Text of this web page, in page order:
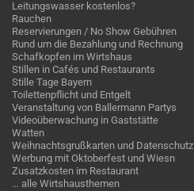
Leitungswasser kostenlos?
Rauchen
Reservierungen / No Show Gebühren
Rund um die Bezahlung und Rechnung
Schafkopfen im Wirtshaus
Stillen in Cafés und Restaurants
Stille Tage Bayern
Toilettenpflicht und Entgelt
Veranstaltung von Ballermann Partys
Videoüberwachung in Gaststätte
Watten
Weihnachtsgrußkarten und Datenschutz
Werbung mit Oktoberfest und Wiesn
Zusatzkosten im Restaurant
… alle Wirtshausthemen